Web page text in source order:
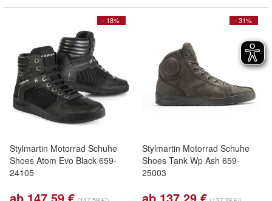
- 18%
Stylmartin Motorrad Schuhe
Shoes Atom Evo Black 659-
24105
- 31%
Stylmartin Motorrad Schuhe
Shoes Tank Wp Ash 659-
25003